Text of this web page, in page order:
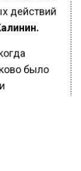
действий
было